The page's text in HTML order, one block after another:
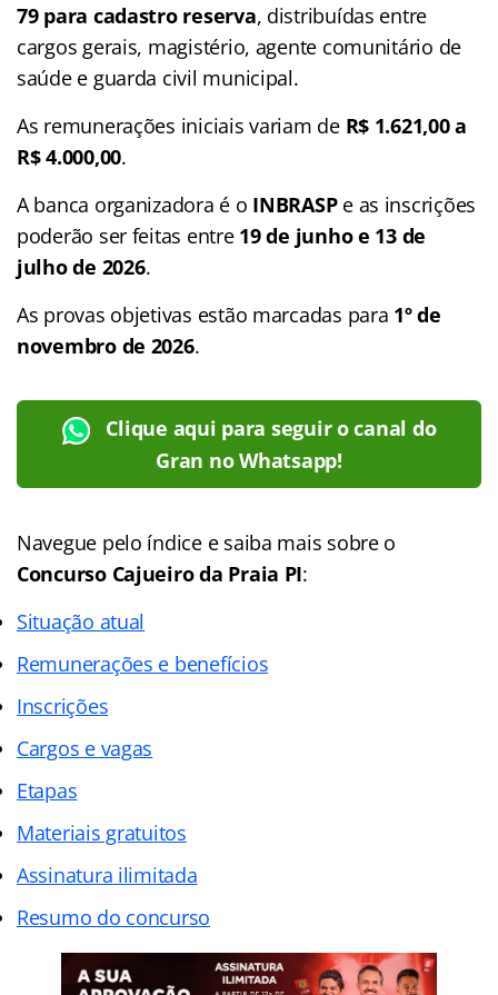
79 para cadastro reserva, distribuídas entre
cargos gerais, magistério, agente comunitário de
saúde e guarda civil municipal.
As remunerações iniciais variam de R$ 1.621,00 a
R$ 4.000,00.
A banca organizadora é o INBRASPe as inscrições
poderão ser feitas entre 19 de junho e 13 de
julho de 2026.
As provas objetivas estão marcadas para 1º de
novembro de 2026.
Clique aqui para seguir o canal do
Gran no Whatsapp!
Navegue pelo índice e saiba mais sobre o
Concurso Cajueiro da Praia PI:
Situação atual
Remunerações e benefícios
Inscrições
Cargos e vagas
Etapas
Materiais gratuitos
Assinatura ilimitada
Resumo do concurso